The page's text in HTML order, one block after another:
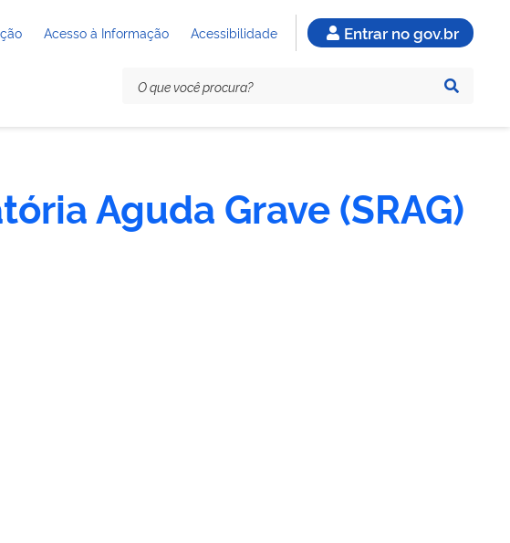
Acesso à Informação Acessibilidade Entrar no gov.br
Aguda Grave (SRAG)